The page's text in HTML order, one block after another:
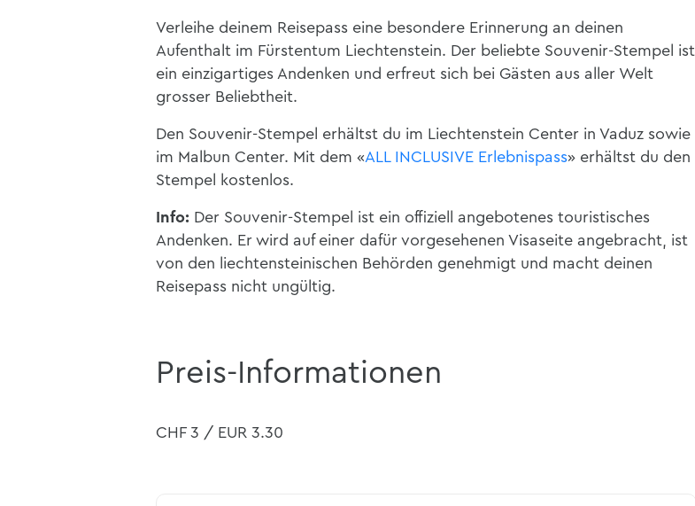
Verleihe deinem Reisepass eine besondere Erinnerung an deinen
Aufenthalt im Fürstentum Liechtenstein. Der beliebte Souvenir-Stempel ist
ein einzigartiges Andenken und erfreut sich bei Gästen aus aller Welt
grosser Beliebtheit.
Den Souvenir-Stempel erhältst du im Liechtenstein Center in Vaduz sowie
im Malbun Center. Mit dem «ALL INCLUSIVE Erlebnispass» erhältst du den
Stempel kostenlos.
Info: Der Souvenir-Stempel ist ein offiziell angebotenes touristisches
Andenken. Er wird auf einer dafür vorgesehenen Visaseite angebracht, ist
von den liechtensteinischen Behörden genehmigt und macht deinen
Reisepass nicht ungültig.
Preis-Informationen
CHF 3 / EUR 3.30